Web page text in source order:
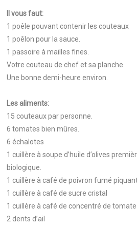
Il vous faut:
1 poêle pouvant contenir les couteaux
1 poêlon pour la sauce.
1 passoire à mailles fines.
Votre couteau de chef et sa planche.
Une bonne demi-heure environ.
Les aliments:
15 couteaux par personne.
6 tomates bien mûres.
6 échalotes
1 cuillère à soupe d’huile d’olives
biologique.
1 cuillère à café de poivron fumé
1 cuillère à café de sucre cristal
1 cuillère à café de concentré de tomate
2 dents d’ail